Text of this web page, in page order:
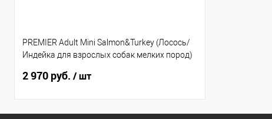
PREMIER Adult Mini Salmon&Turkey (Лосось/
Индейка для взрослых собак мелких пород)
2 970 руб. / шт